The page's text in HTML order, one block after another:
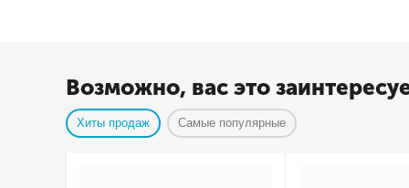
Возможно, вас это
Хиты продаж Самые популярные